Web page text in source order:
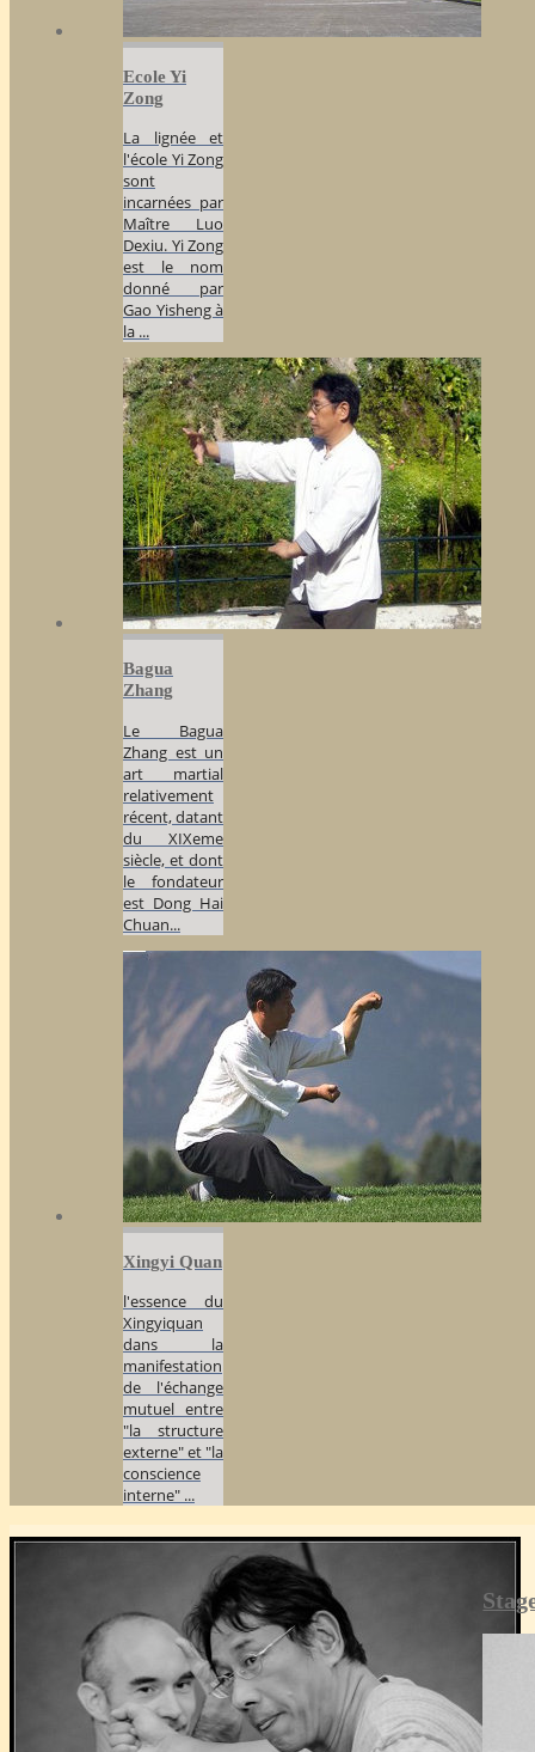
Ecole Yi
Zong
La lignée et
l'école Yi Zong
sont
incarnées par
Maître Luo
Dexiu. Yi Zong
est le nom
donné par
Gao Yisheng à
la ...
Bagua
Zhang
Le Bagua
Zhang est un
art martial
relativement
récent, datant
du XIXeme
siècle, et dont
le fondateur
est Dong Hai
Chuan...
Xingyi Quan
l'essence du
Xingyiquan
dans la
manifestation
de l'échange
mutuel entre
"la structure
externe" et "la
conscience
interne" ...